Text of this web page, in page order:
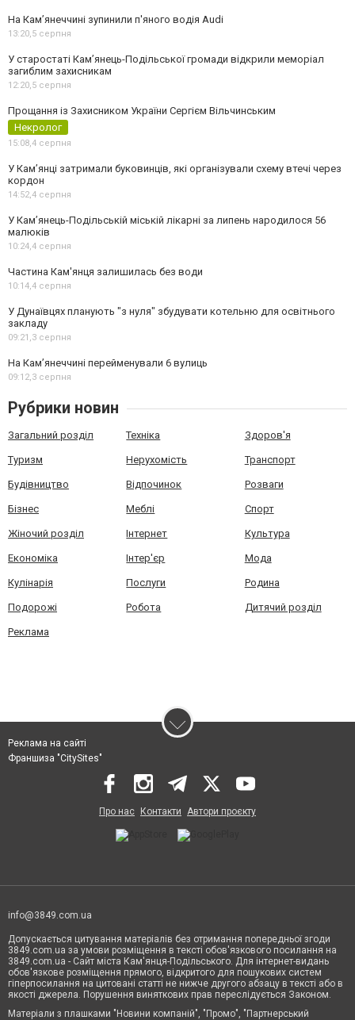
На Камʼянеччині зупинили п'яного водія Audi
13:20,5 серпня
У старостаті Кам’янець-Подільської громади відкрили меморіал
загиблим захисникам
12:20,5 серпня
Прощання із Захисником України Сергієм Вільчинським
Некролог
15:08,4 серпня
У Кам’янці затримали буковинців, які організували схему втечі через
кордон
14:52,4 серпня
У Кам’янець-Подільській міській лікарні за липень народилося 56
малюків
10:24,4 серпня
Частина Кам'янця залишилась без води
10:14,4 серпня
У Дунаївцях планують "з нуля" збудувати котельню для освітнього
закладу
09:21,3 серпня
На Камʼянеччині перейменували 6 вулиць
09:12,3 серпня
Рубрики новин
Загальний розділ Техніка Здоров'я
Туризм Нерухомість Транспорт
Будівництво Відпочинок Розваги
Бізнес Меблі Спорт
Жіночий розділ Інтернет Культура
Економіка Інтер'єр Мода
Кулінарія Послуги Родина
Подорожі Робота Дитячий розділ
Реклама
Реклама на сайті
Франшиза "CitySites"
Про нас Контакти Автори проєкту
info@3849.com.ua
Допускається цитування матеріалів без отримання попередньої згоди
3849.com.ua за умови розміщення в тексті обов'язкового посилання на
3849.com.ua - Сайт міста Кам'янця-Подільського. Для інтернет-видань
обов'язкове розміщення прямого, відкритого для пошукових систем
гіперпосилання на цитовані статті не нижче другого абзацу в тексті або в
якості джерела. Порушення виняткових прав переслідується Законом.
Матеріали з плашками "Новини компаній", "Промо", "Партнерський